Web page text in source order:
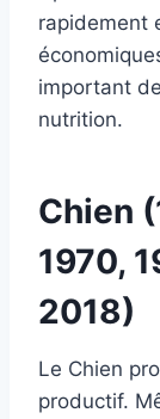
rapidement
important
nutrition.
Chien
1970,
2018)
Le Chien
productif.